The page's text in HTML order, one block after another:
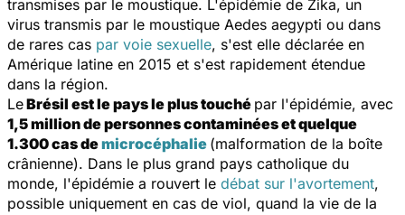
transmises par le moustique. L'épidémie de Zika, un
virus transmis par le moustique Aedes aegypti ou dans
de rares cas par voie sexuelle, s'est elle déclarée en
Amérique latine en 2015 et s'est rapidement étendue
dans la région.
LeBrésil est le pays le plus touché par l'épidémie, avec
1,5 million de personnes contaminées et quelque
1.300 cas demicrocéphalie (malformation de la boîte
crânienne). Dans le plus grand pays catholique du
monde, l'épidémie a rouvert le débat sur l'avortement,
possible uniquement en cas de viol, quand la vie de la